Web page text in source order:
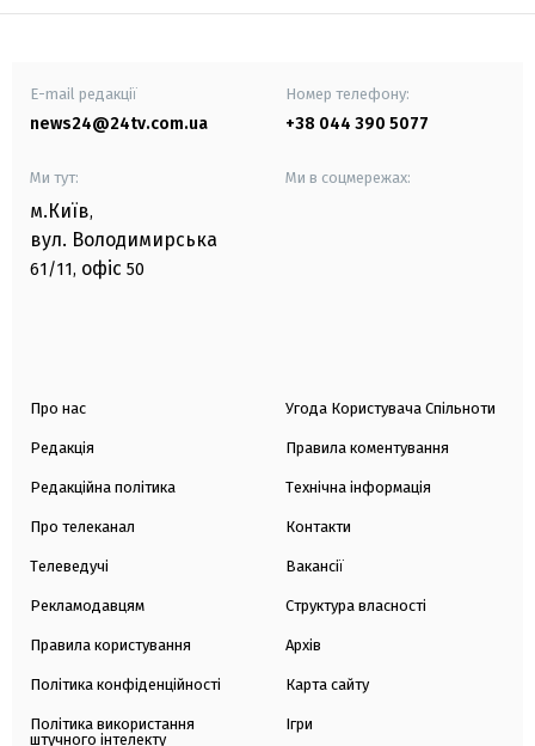
E-mail редакції
news24@24tv.com.ua
Номер телефону:
+38 044 390 5077
Ми тут:
м.Київ,
вул. Володимирська
61/11, офіс 50
Ми в соцмережах:
Про нас
Редакція
Редакційна політика
Про телеканал
Телеведучі
Рекламодавцям
Правила користування
Політика конфіденційності
Політика використання
штучного інтелекту
Угода Користувача Спільноти
Правила коментування
Технічна інформація
Контакти
Вакансії
Структура власності
Архів
Карта сайту
Ігри